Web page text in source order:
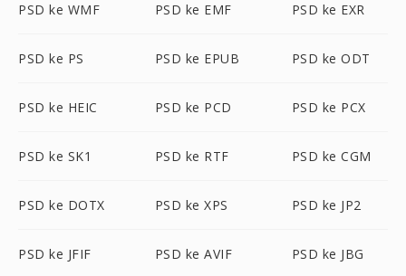
PSD ke WMF PSD ke EMF PSD ke EXR
PSD ke PS PSD ke EPUB PSD ke ODT
PSD ke HEIC PSD ke PCD PSD ke PCX
PSD ke SK1 PSD ke RTF PSD ke CGM
PSD ke DOTX PSD ke XPS PSD ke JP2
PSD ke JFIF PSD ke AVIF PSD ke JBG